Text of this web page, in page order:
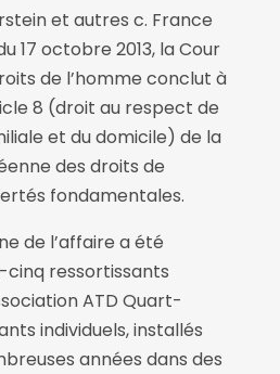
et autres c. France
17 octobre 2013, la Cour
de l’homme conclut à
8 (droit au respect de
et du domicile) de la
des droits de
fondamentales.
de l’affaire a été
ressortissants
ATD Quart-
individuels, installés
années dans des